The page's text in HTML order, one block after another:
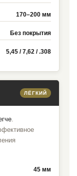
170–200 мм
Без покрытия
5,45 / 7,62 / .308
ЛЁГКИЙ
45 мм